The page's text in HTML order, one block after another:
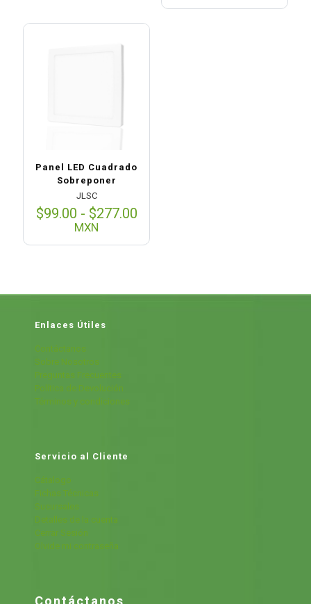
Panel LED Cuadrado
Sobreponer
JLSC
$99.00 - $277.00Rango
precios:
$277.00
MXN
Enlaces Útiles
Contáctanos
Sobre Nosotros
Preguntas Frecuentes
Política de Devolución
Términos y condiciones
Servicio al Cliente
Cátalogo
Fichas Técnicas
Sucursales
Detalles de la cuenta
Cerrar Sesión
Olvide mi contraseña
Contáctanos